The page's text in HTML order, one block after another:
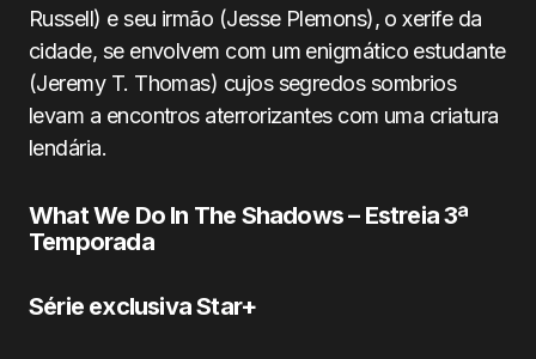
Russell) e seu irmão (Jesse Plemons), o xerife da
cidade, se envolvem com um enigmático estudante
(Jeremy T. Thomas) cujos segredos sombrios
levam a encontros aterrorizantes com uma criatura
lendária.
What We Do In The Shadows – Estreia 3ª
Temporada
Série exclusiva Star+